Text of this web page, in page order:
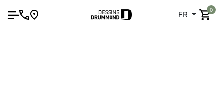
FR
0